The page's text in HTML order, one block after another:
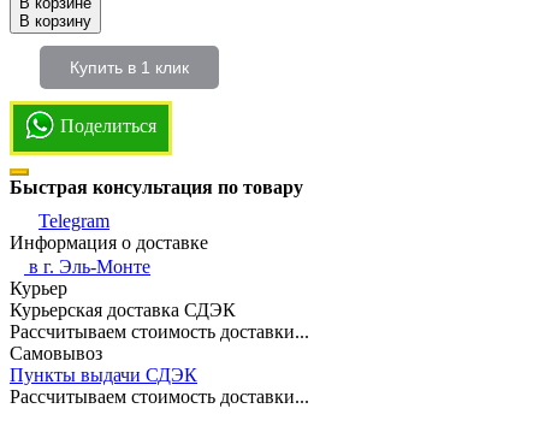
В корзину
Купить в 1 клик
Поделиться
Быстрая консультация по товару
Telegram
Информация о доставке
в г. Эль-Монте
Курьер
Курьерская доставка СДЭК
Рассчитываем стоимость доставки...
Самовывоз
Пункты выдачи СДЭК
Рассчитываем стоимость доставки...